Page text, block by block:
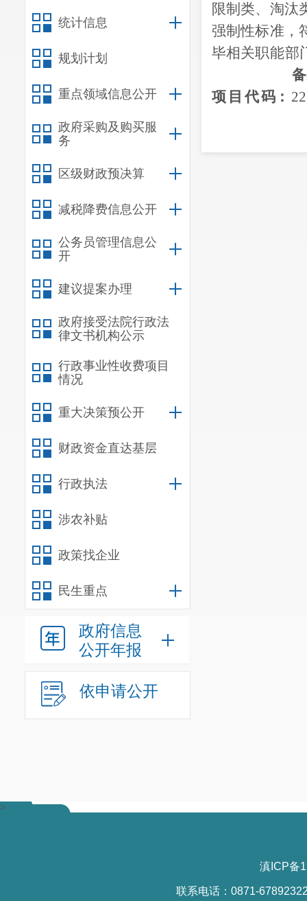
统计信息
规划计划
重点领域信息公开
政府采购及购买服
务
区级财政预决算
减税降费信息公开
公务员管理信息公
开
建议提案办理
政府接受法院行政法
律文书机构公示
行政事业性收费项目
情况
重大决策预公开
财政资金直达基层
行政执法
涉农补贴
政策找企业
民生重点
政府信息
公开年报
依申请公开
限制类、淘汰
强制性标准，
毕相关职能部
项 目 代码：
>
滇ICP备
联系电话：0871-